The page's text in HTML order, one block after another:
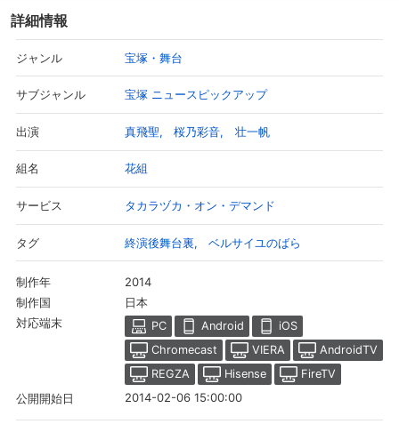
に取り組んでいる様子がうかがえます。芝居では、「ベルばら」と
いう作品ならではの所作等をあらためて学ぶ一方、ショーでは普段
の男役像の真逆をいく弾けたキャラクターを演じている真飛と壮で
で…。笑いの絶えないトークをお楽しみください。
詳細情報
ジャンル 宝塚・舞台
サブジャンル 宝塚 ニュースピックアップ
出演 真飛聖 桜乃彩音 壮一帆
組名 花組
サービス タカラヅカ・オン・デマンド
タグ 終演後舞台裏 ベルサイユのばら
制作年 2014
制作国 日本
対応端末 PC Android
iOS
Chromecast
VIERA
AndroidTV
REGZA
Hisense
FireTV
公開開始日
2014-02-06 15:00:00